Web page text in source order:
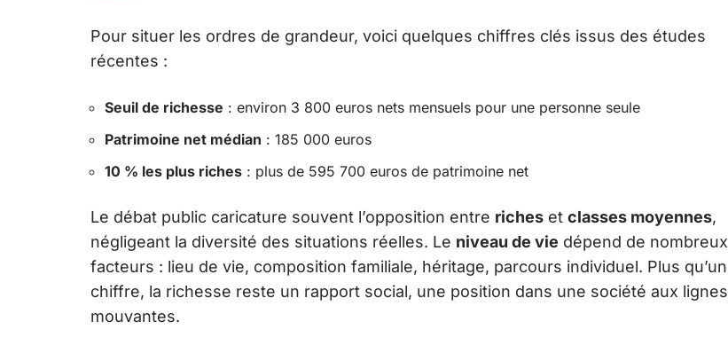
Pour situer les ordres de grandeur, voici quelques chiffres clés issus des études
récentes :
Seuil de richesse : environ 3 800 euros nets mensuels pour une personne seule
Patrimoine net médian : 185 000 euros
10 % les plus riches : plus de 595 700 euros de patrimoine net
Le débat public caricature souvent l’opposition entre riches et classes moyennes,
négligeant la diversité des situations réelles. Le niveau de vie dépend de nombreux
facteurs : lieu de vie, composition familiale, héritage, parcours individuel. Plus qu’un
chiffre, la richesse reste un rapport social, une position dans une société aux lignes
mouvantes.